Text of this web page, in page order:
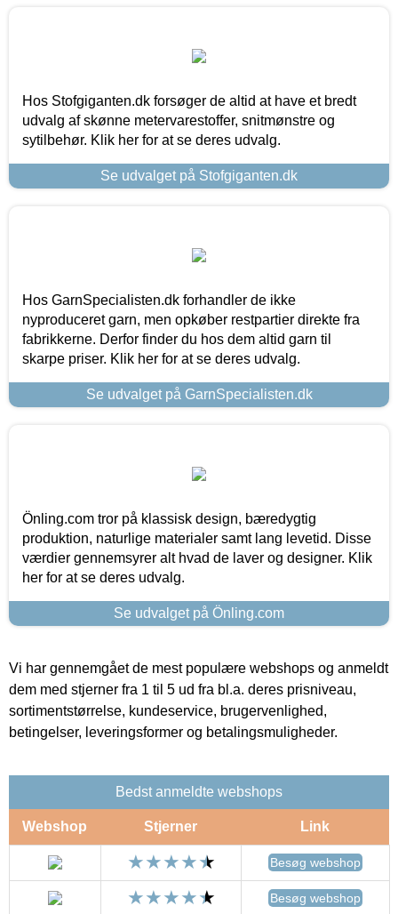
Hos Stofgiganten.dk forsøger de altid at have et bredt
udvalg af skønne metervarestoffer, snitmønstre og
sytilbehør. Klik her for at se deres udvalg.
Se udvalget på Stofgiganten.dk
Hos GarnSpecialisten.dk forhandler de ikke
nyproduceret garn, men opkøber restpartier direkte fra
fabrikkerne. Derfor finder du hos dem altid garn til
skarpe priser. Klik her for at se deres udvalg.
Se udvalget på GarnSpecialisten.dk
Önling.com tror på klassisk design, bæredygtig
produktion, naturlige materialer samt lang levetid. Disse
værdier gennemsyrer alt hvad de laver og designer. Klik
her for at se deres udvalg.
Se udvalget på Önling.com
Vi har gennemgået de mest populære webshops og anmeldt
dem med stjerner fra 1 til 5 ud fra bl.a. deres prisniveau,
sortimentstørrelse, kundeservice, brugervenlighed,
betingelser, leveringsformer og betalingsmuligheder.
Bedst anmeldte webshops
Webshop Stjerner Link
Besøg webshop
Besøg webshop